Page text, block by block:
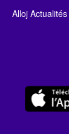
Alloj Actualités